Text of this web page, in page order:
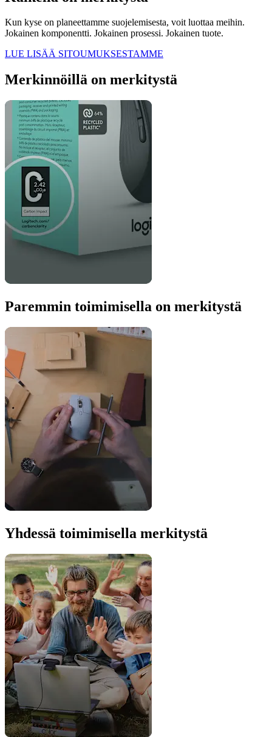
Kun kyse on planeettamme suojelemisesta, voit luottaa meihin.
Jokainen komponentti. Jokainen prosessi. Jokainen tuote.
LUE LISÄÄ SITOUMUKSESTAMME
Merkinnöillä on merkitystä
Paremmin toimimisella on merkitystä
Yhdessä toimimisella merkitystä